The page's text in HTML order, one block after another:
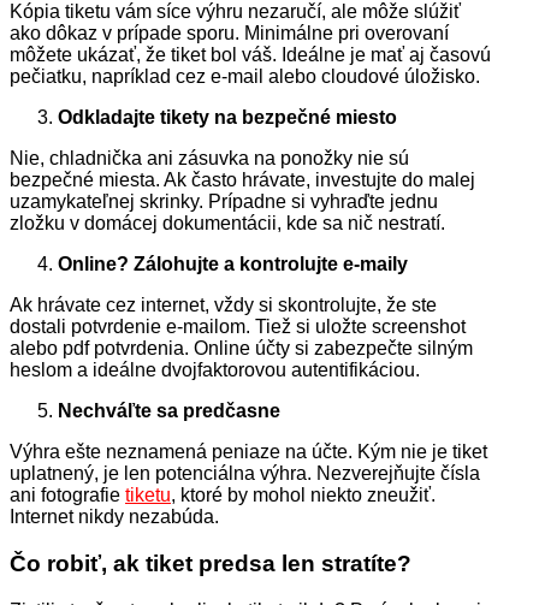
Kópia tiketu vám síce výhru nezaručí, ale môže slúžiť
ako dôkaz v prípade sporu. Minimálne pri overovaní
môžete ukázať, že tiket bol váš. Ideálne je mať aj časovú
pečiatku, napríklad cez e-mail alebo cloudové úložisko.
Odkladajte tikety na bezpečné miesto
Nie, chladnička ani zásuvka na ponožky nie sú
bezpečné miesta. Ak často hrávate, investujte do malej
uzamykateľnej skrinky. Prípadne si vyhraďte jednu
zložku v domácej dokumentácii, kde sa nič nestratí.
Online? Zálohujte a kontrolujte e-maily
Ak hrávate cez internet, vždy si skontrolujte, že ste
dostali potvrdenie e-mailom. Tiež si uložte screenshot
alebo pdf potvrdenia. Online účty si zabezpečte silným
heslom a ideálne dvojfaktorovou autentifikáciou.
Nechváľte sa predčasne
Výhra ešte neznamená peniaze na účte. Kým nie je tiket
uplatnený, je len potenciálna výhra. Nezverejňujte čísla
ani fotografie tiketu, ktoré by mohol niekto zneužiť.
Internet nikdy nezabúda.
Čo robiť, ak tiket predsa len stratíte?